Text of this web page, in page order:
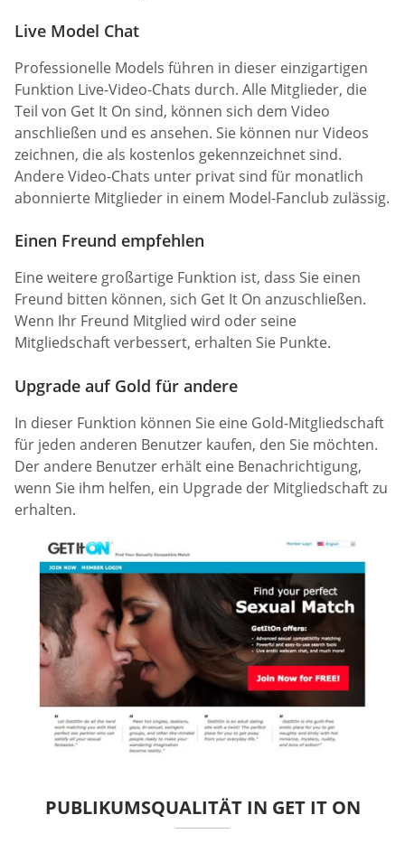
Live Model Chat
Professionelle Models führen in dieser einzigartigen
Funktion Live-Video-Chats durch. Alle Mitglieder, die
Teil von Get It On sind, können sich dem Video
anschließen und es ansehen. Sie können nur Videos
zeichnen, die als kostenlos gekennzeichnet sind.
Andere Video-Chats unter privat sind für monatlich
abonnierte Mitglieder in einem Model-Fanclub zulässig.
Einen Freund empfehlen
Eine weitere großartige Funktion ist, dass Sie einen
Freund bitten können, sich Get It On anzuschließen.
Wenn Ihr Freund Mitglied wird oder seine
Mitgliedschaft verbessert, erhalten Sie Punkte.
Upgrade auf Gold für andere
In dieser Funktion können Sie eine Gold-Mitgliedschaft
für jeden anderen Benutzer kaufen, den Sie möchten.
Der andere Benutzer erhält eine Benachrichtigung,
wenn Sie ihm helfen, ein Upgrade der Mitgliedschaft zu
erhalten.
PUBLIKUMSQUALITÄT IN GET IT ON